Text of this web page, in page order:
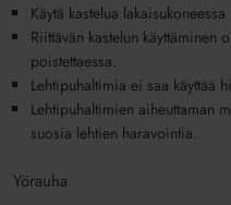
Käytä kastelua lakaisukoneessa
Riittävän kastelun käyttäminen
poistettaessa.
Lehtipuhaltimia ei saa käyttää
Lehtipuhaltimien aiheuttaman
suosia lehtien haravointia.
Yörauha